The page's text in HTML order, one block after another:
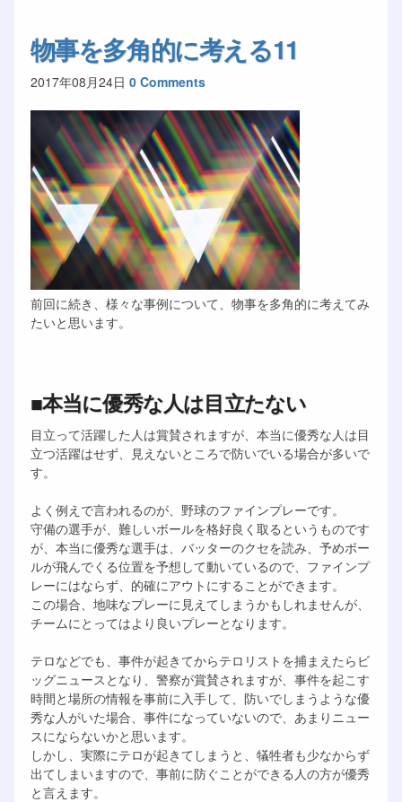
物事を多角的に考える11
2017年08月24日 0 Comments
前回に続き、様々な事例について、物事を多角的に考えてみ
たいと思います。
■本当に優秀な人は目立たない
目立って活躍した人は賞賛されますが、本当に優秀な人は目
立つ活躍はせず、見えないところで防いでいる場合が多いで
す。
よく例えで言われるのが、野球のファインプレーです。
守備の選手が、難しいボールを格好良く取るというものです
が、本当に優秀な選手は、バッターのクセを読み、予めボー
ルが飛んでくる位置を予想して動いているので、ファインプ
レーにはならず、的確にアウトにすることができます。
この場合、地味なプレーに見えてしまうかもしれませんが、
チームにとってはより良いプレーとなります。
テロなどでも、事件が起きてからテロリストを捕まえたらビ
ッグニュースとなり、警察が賞賛されますが、事件を起こす
時間と場所の情報を事前に入手して、防いでしまうような優
秀な人がいた場合、事件になっていないので、あまりニュー
スにならないかと思います。
しかし、実際にテロが起きてしまうと、犠牲者も少なからず
出てしまいますので、事前に防ぐことができる人の方が優秀
と言えます。